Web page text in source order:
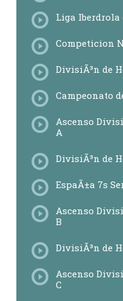
Liga Iberdrola
Competicion
DivisiÃ³n de
Campeonato
Ascenso
A
DivisiÃ³n de
EspaÃ±a 7s
Ascenso
B
DivisiÃ³n de
Ascenso
C